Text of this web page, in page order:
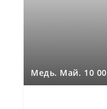
Медь. Май. 10